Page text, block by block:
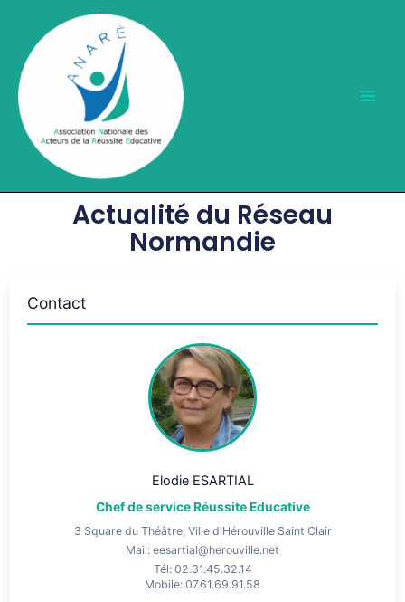
contenu
Actualité du Réseau
Normandie
Contact
Elodie ESARTIAL
Chef de service Réussite Educative
3 Square du Théâtre, Ville d'Hérouville Saint Clair
Mail: eesartial@herouville.net
Tél: 02.31.45.32.14
Mobile: 07.61.69.91.58